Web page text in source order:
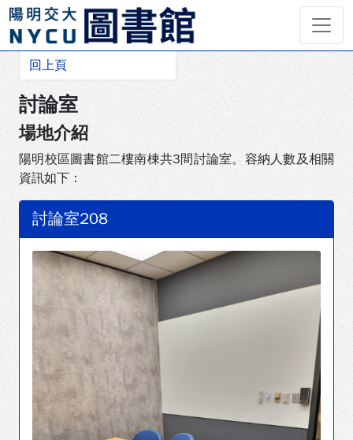
陽明交通大學圖書館
首頁 討論室
回上頁
討論室
場地介紹
陽明校區圖書館二樓南棟共3間討論室。容納人數及相關
資訊如下：
討論室208